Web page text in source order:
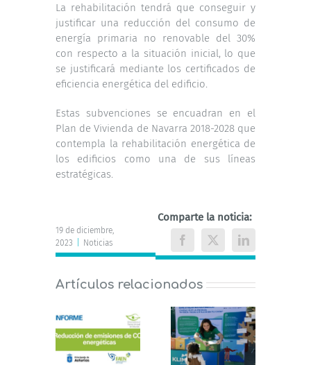
La rehabilitación tendrá que conseguir y
justificar una reducción del consumo de
energía primaria no renovable del 30%
con respecto a la situación inicial, lo que
se justificará mediante los certificados de
eficiencia energética del edificio.
Estas subvenciones se encuadran en el
Plan de Vivienda de Navarra 2018-2028 que
contempla la rehabilitación energética de
los edificios como una de sus líneas
estratégicas.
19 de diciembre,
2023
Noticias
Comparte la noticia:
Facebook
X LinkedIn
Artículos relacionados